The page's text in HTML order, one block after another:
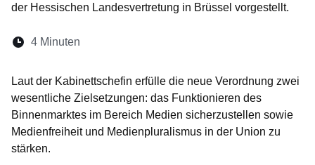
der Hessischen Landesvertretung in Brüssel vorgestellt.
Lesedauer:
4 Minuten
Laut der Kabinettschefin erfülle die neue Verordnung zwei
wesentliche Zielsetzungen: das Funktionieren des
Binnenmarktes im Bereich Medien sicherzustellen sowie
Medienfreiheit und Medienpluralismus in der Union zu
stärken.